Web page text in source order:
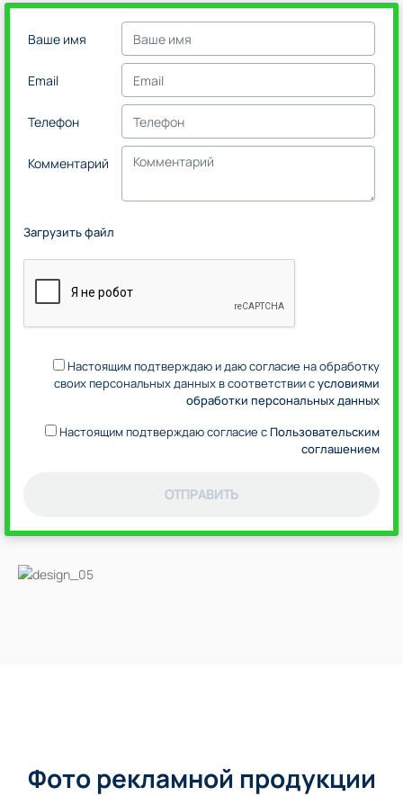
Ваше имя
Email
Телефон
Комментарий
Загрузить файл
Настоящим подтверждаю и даю согласие на обработку
своих персональных данных в соответствии сусловиями
обработки персональных данных
Настоящим подтверждаю согласие сПользовательским
соглашением
ОТПРАВИТЬ
Фото рекламной продукции